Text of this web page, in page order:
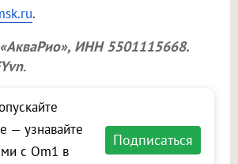
.
, ИНН 5501115668.
.
— узнавайте
с Om1 в
Подписаться